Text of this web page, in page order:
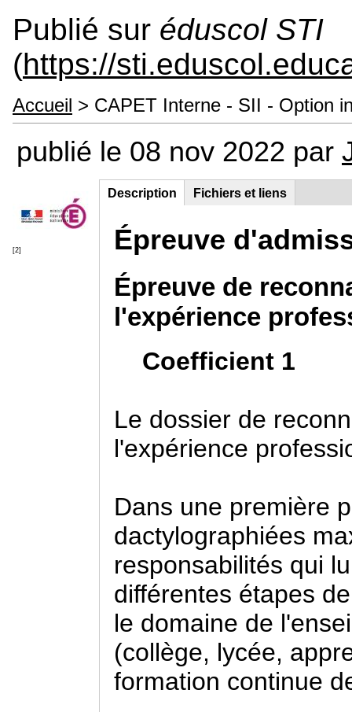
Publié sur éduscol STI
(https://
Accueil > CAPET Interne - SII - Option
publié le 08 nov 2022 par
[2]
Groupe principal
Description (onglet
actif)
Fichiers et liens
Épreuve
Épreuve de
l'expérience
Coefficient 1
Le dossier de
l'expérience
Dans une première
dactylographiées
responsabilités qui
différentes étapes
le domaine de
(collège, lycée,
formation continue